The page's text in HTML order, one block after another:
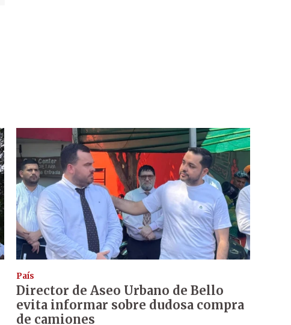
País
Director de Aseo Urbano de Bello
evita informar sobre dudosa compra
de camiones